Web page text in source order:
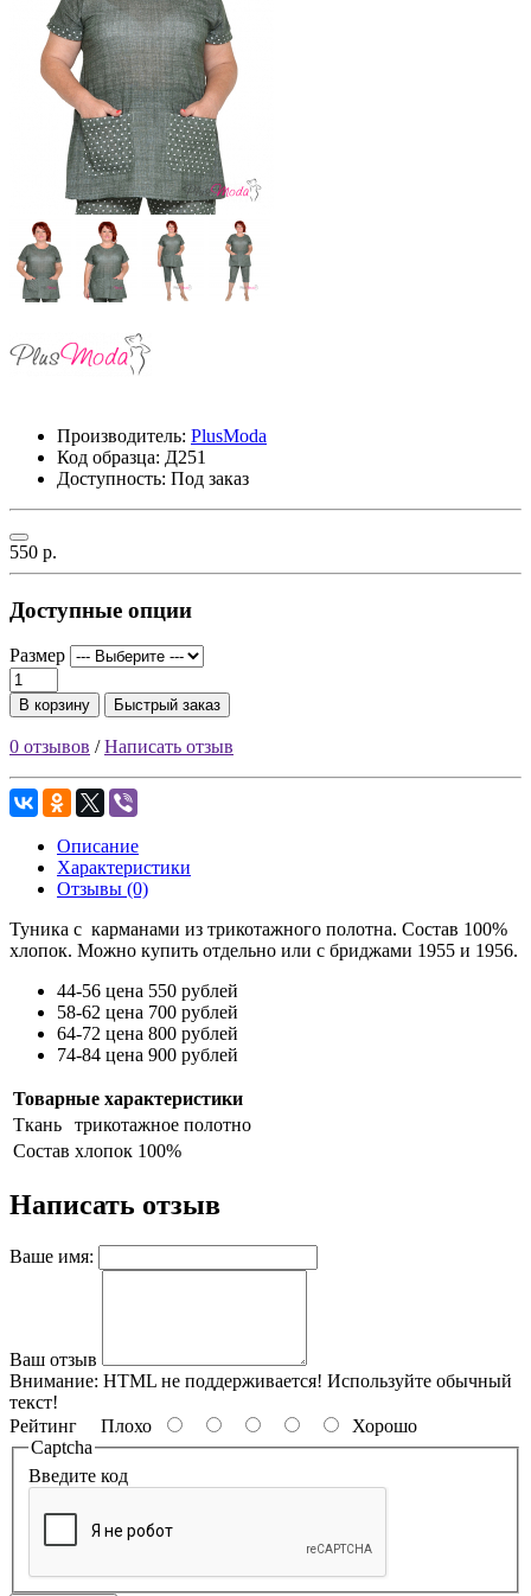
Производитель: PlusModa
Код образца: Д251
Доступность: Под заказ
550 р.
Доступные опции
Размер
В корзину Быстрый заказ
0 отзывов /Написать отзыв
Описание
Характеристики
Отзывы (0)
Туника с карманами из трикотажного полотна. Состав 100%
хлопок. Можно купить отдельно или с бриджами 1955 и 1956.
44-56 цена 550 рублей
58-62 цена 700 рублей
64-72 цена 800 рублей
74-84 цена 900 рублей
Товарные характеристики
Ткань
трикотажное полотно
Состав хлопок 100%
Написать отзыв
Ваше имя:
Ваш отзыв
Внимание: HTML не поддерживается! Используйте обычный
текст!
Рейтинг Плохо
Хорошо
Captcha
Введите код